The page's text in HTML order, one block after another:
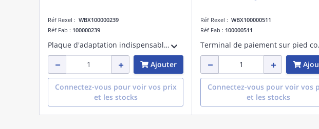
Réf Rexel : WBX100000239
Réf Fab : 100000239
Plaque d'adaptation indispensable pour installer une seconde borne de recharge Wallbox EM4 Twin sur un piédestal POLE Slim. Solution pratique et fiable pour assurer une compatibilité parfaite et une installation rapide.
Ajouter
Connectez-vous pour voir vos prix
et les stocks
Réf Rexel : WBX100000511
Réf Fab : 100000511
Terminal de paiement sur pied
Connectez-vous pour voir vos
et les stocks